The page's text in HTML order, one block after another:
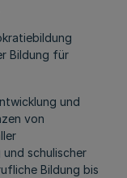
Bildung für
und
von
schulischer
Bildung bis